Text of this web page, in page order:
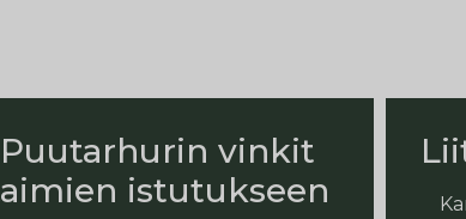
Puutarhurin vinkit
istutukseen